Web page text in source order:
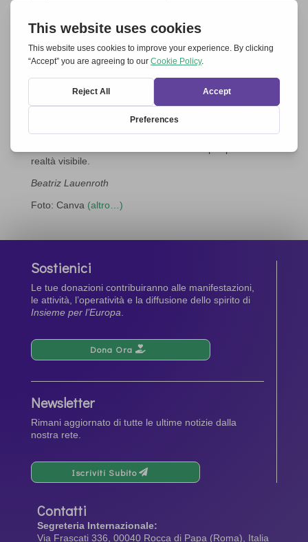
politico passano in secondo piano.
Gérard Testard (Efesia), fino a poco tempo fa membro
del Comitato di Orientamento diInsieme per l’Europa
riassume così: “Camminiamo sul sentiero tracciato dai
fondatori dell’Europa e da tutti coloro che nel corso della
storia non hanno accettato il conflitto come una fatalità,
ma si sono impegnati ad abbattere le barriere”.
“Insieme per l’EuropaTimisoara 2023″ vuole contribuire
realtà visibile.
Beatriz Lauenroth
Foto: Canva (altro…)
Sostienici
Le tue donazioni contribuiranno alle manifestazioni,
le attività, l’operatività e la diffusione dello spirito di
Insieme per l’Europa
Dona Ora
Newsletter
Rimani aggiornato di tutte le ultime notizie dalla
nostra rete.
Iscriviti Subito
Contatti
Segreteria Internazionale:
Via Frascati 336, 00040 Rocca di Papa (Roma), Italia